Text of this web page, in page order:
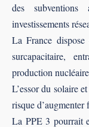
des subventions
investissements
La France dispose
surcapacitaire,
production
L’essor du solaire
risque d’augmenter
La PPE 3 pourrait